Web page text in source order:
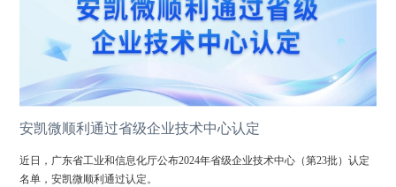
安凯微顺利通过省级企业技术中心认定
近日，广东省工业和信息化厅公布2024年省级企业技术中心（第23批）认定
名单，安凯微顺利通过认定。